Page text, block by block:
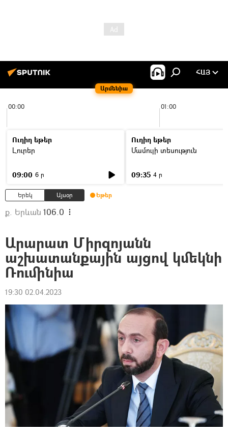
Արմենիա
ՀԱՅ
00:00 01:00
Ուղիղ եթեր
Լուրեր
09:00 6 ր
Ուղիղ եթեր
Մամուլի տեսություն
09:35 4 ր
Երեկ Այսօր Եթեր
ք. Երևան 106.0
Արարատ Միրզոյանն
աշխատանքային այցով կմեկնի
Ռումինիա
19:30 02.04.2023